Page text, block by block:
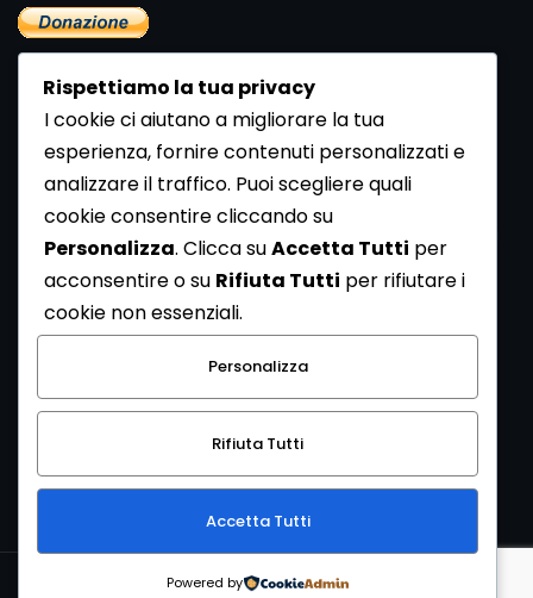
Newsletter
Se vuoi ricevere la Rivista gratuita di archeologia realizzata
dalla Redazione di ArcheoMedia iscriviti alla nostra
Newsletter [Clicca Qui]
Con l'invio del messaggio l'utente dichiara di aver letto
l’informativa sulla privacy e di acconsentire al trattamento
dei propri dati personali.
Copyright © 1999-2026Mediares S.c.PI 07341730013 - [
Rispettiamo la tua privacy
I cookie ci aiutano a migliorare la tua
esperienza, fornire contenuti personalizzati e
analizzare il traffico. Puoi scegliere quali
cookie consentire cliccando su
Personalizza. Clicca suAccetta Tutti per
acconsentire o su Rifiuta Tutti per rifiutare i
cookie non essenziali.
Personalizza
Rifiuta Tutti
Accetta Tutti
Powered by